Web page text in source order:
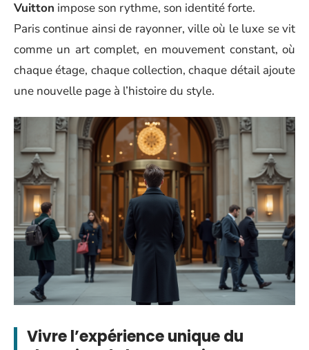
Vuitton impose son rythme, son identité forte.
Paris continue ainsi de rayonner, ville où le luxe se vit
comme un art complet, en mouvement constant, où
chaque étage, chaque collection, chaque détail ajoute
une nouvelle page à l’histoire du style.
Vivre l’expérience unique du